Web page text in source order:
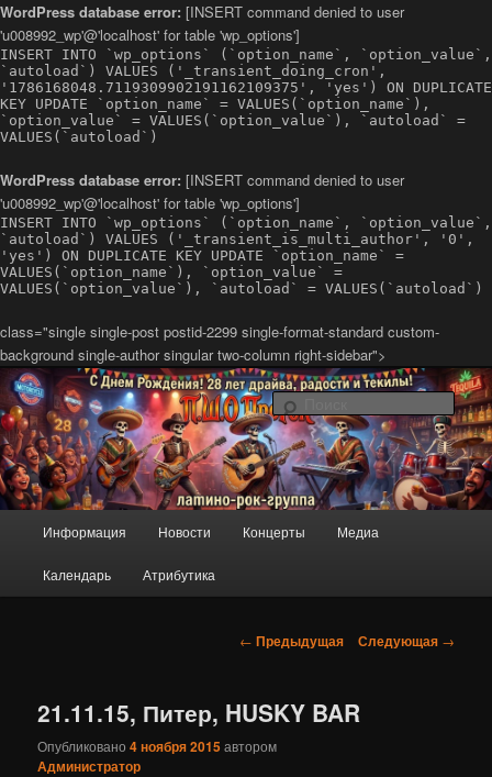
WordPress database error: [INSERT command denied to user
'u008992_wp'@'localhost' for table 'wp_options']
INSERT INTO `wp_options` (`option_name`, `option_value`,
`autoload`) VALUES ('_transient_doing_cron',
'1786168048.7119309902191162109375', 'yes') ON DUPLICATE
KEY UPDATE `option_name` = VALUES(`option_name`),
`option_value` = VALUES(`option_value`), `autoload` =
VALUES(`autoload`)
WordPress database error: [INSERT command denied to user
'u008992_wp'@'localhost' for table 'wp_options']
INSERT INTO `wp_options` (`option_name`, `option_value`,
`autoload`) VALUES ('_transient_is_multi_author', '0',
'yes') ON DUPLICATE KEY UPDATE `option_name` =
VALUES(`option_name`), `option_value` =
VALUES(`option_value`), `autoload` = VALUES(`autoload`)
class="single single-post postid-2299 single-format-standard custom-
background single-author singular two-column right-sidebar">
Официальный сайт группы ПШО
ПроРок
Латино-рок-регги группа из Санкт-Петербурга Повстанческо-
Шаманский Оркестр ПроРок
Перейти
к
Информация Новости Концерты Медиа
Календарь Атрибутика
Навигация
← Предыдущая Следующая →
21.11.15, Питер, HUSKY BAR
Опубликовано4 ноября 2015автором
Администратор